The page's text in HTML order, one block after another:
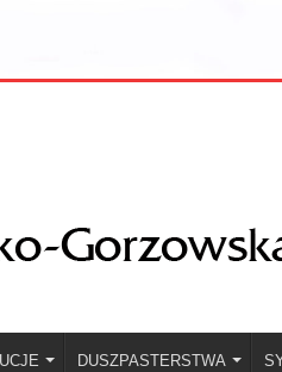
DUSZPASTERSTWA